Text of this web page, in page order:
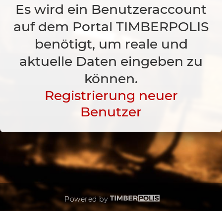
Es wird ein Benutzeraccount
auf dem Portal TIMBERPOLIS
benötigt, um reale und
aktuelle Daten eingeben zu
können.
Registrierung neuer
Benutzer
Powered by